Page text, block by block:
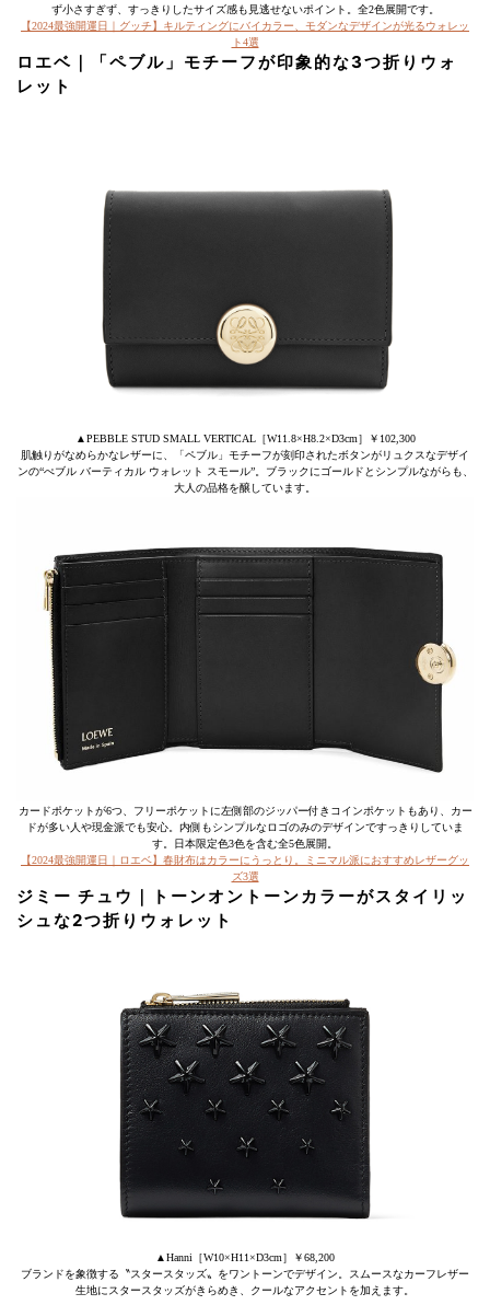
ず小さすぎず、すっきりしたサイズ感も見逃せないポイント。全2色展開です。
【2024最強開運日｜グッチ】キルティングにバイカラー、モダンなデザインが光るウォレッ
ト4選
ロエベ｜「ペブル」モチーフが印象的な3つ折りウォ
レット
▲PEBBLE STUD SMALL VERTICAL［W11.8×H8.2×D3cm］￥102,300
肌触りがなめらかなレザーに、「ペブル」モチーフが刻印されたボタンがリュクスなデザイ
ンの“ぺブル バーティカル ウォレット スモール”。ブラックにゴールドとシンプルながらも、
大人の品格を醸しています。
カードポケットが6つ、フリーポケットに左側部のジッパー付きコインポケットもあり、カー
ドが多い人や現金派でも安心。内側もシンプルなロゴのみのデザインですっきりしていま
す。日本限定色3色を含む全5色展開。
【2024最強開運日｜ロエベ】春財布はカラーにうっとり。ミニマル派におすすめレザーグッ
ズ3選
ジミー チュウ｜トーンオントーンカラーがスタイリッ
シュな2つ折りウォレット
▲Hanni［W10×H11×D3cm］￥68,200
ブランドを象徴する〝スタースタッズ〟をワントーンでデザイン。スムースなカーフレザー
生地にスタースタッズがきらめき、クールなアクセントを加えます。